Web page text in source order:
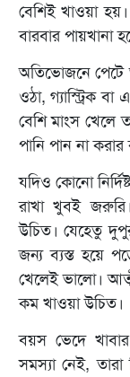
বেশিই খাওয়া
বারবার পায়খানা
অতিভোজনে পেটে
ওঠা, গ্যাস্ট্রিক বা
বেশি মাংস খেলে
পানি পান না
যদিও কোনো
রাখা খুবই
উচিত। যেহেতু
জন্য ব্যস্ত হয়ে
খেলেই ভালো।
কম খাওয়া উচিত।
বয়স ভেদে
সমস্যা নেই,